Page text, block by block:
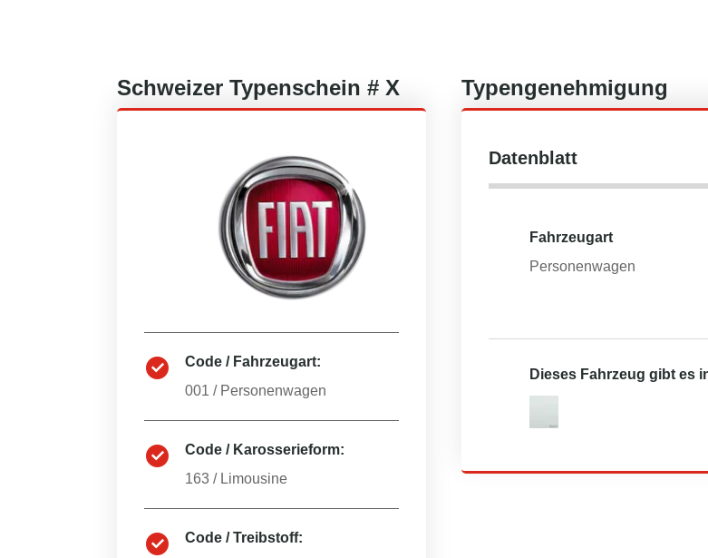
Schweizer Typenschein # X
Code / Fahrzeugart:
001 / Personenwagen
Code / Karosserieform:
163 / Limousine
Code / Treibstoff:
Typengenehmigung
Datenblatt
Fahrzeugart
Personenwagen
Dieses Fahrzeug gibt es